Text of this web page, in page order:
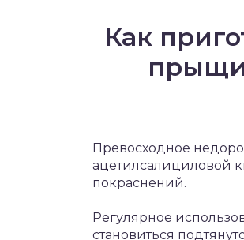
Как
Превосходное
ацетилсалициловой
покраснений.
Регулярное
становиться